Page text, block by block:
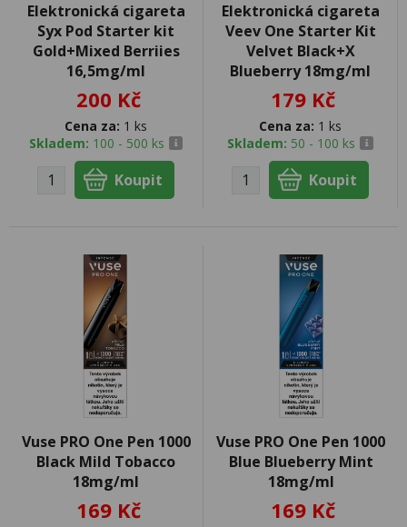
Elektronická cigareta
Syx Pod Starter kit
Gold+Mixed Berriies
16,5mg/ml
200 Kč
Cena za: 1 ks
Skladem: 100 - 500 ks
Elektronická cigareta
Veev One Starter Kit
Velvet Black+X
Blueberry 18mg/ml
179 Kč
Cena za: 1 ks
Skladem: 50 - 100 ks
Vuse PRO One Pen 1000
Black Mild Tobacco
18mg/ml
169 Kč
Vuse PRO One Pen 1000
Blue Blueberry Mint
18mg/ml
169 Kč